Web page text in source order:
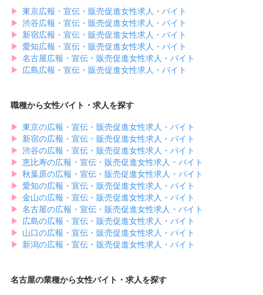
ルや調理スキルを磨ける職場が多いので、キャリアアップや就活にも役
立ちます。福利厚生の面では、おいしい料理やスイーツをお得に食べら
れる「まかない・食事補助」があるのが嬉しいですよね。
このように、名古屋駅エリアには理想を実現できるアルバイト求人がた
くさん揃っています！誰にとってもメリットとなる福利厚生や待遇を用
意している職場ばかりなので、気になる求人が見つかった女性はお早め
に応募してみてください。
▶︎ 東京広報・宣伝・販売促進女性求人・バイト
▶︎ 渋谷広報・宣伝・販売促進女性求人・バイト
▶︎ 新宿広報・宣伝・販売促進女性求人・バイト
▶︎ 愛知広報・宣伝・販売促進女性求人・バイト
▶︎ 名古屋広報・宣伝・販売促進女性求人・バイト
▶︎ 広島広報・宣伝・販売促進女性求人・バイト
職種から女性バイト・求人を探す
▶︎ 東京の広報・宣伝・販売促進女性求人・バイト
▶︎ 新宿の広報・宣伝・販売促進女性求人・バイト
▶︎ 渋谷の広報・宣伝・販売促進女性求人・バイト
▶︎ 恵比寿の広報・宣伝・販売促進女性求人・バイト
▶︎ 秋葉原の広報・宣伝・販売促進女性求人・バイト
▶︎ 愛知の広報・宣伝・販売促進女性求人・バイト
▶︎ 金山の広報・宣伝・販売促進女性求人・バイト
▶︎ 名古屋の広報・宣伝・販売促進女性求人・バイト
▶︎ 広島の広報・宣伝・販売促進女性求人・バイト
▶︎ 山口の広報・宣伝・販売促進女性求人・バイト
▶︎ 新潟の広報・宣伝・販売促進女性求人・バイト
名古屋の業種から女性バイト・求人を探す